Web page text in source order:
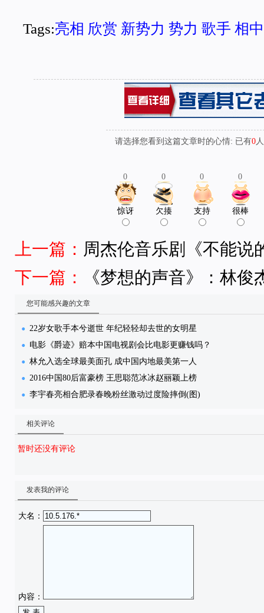
Tags:亮相 欣赏 新势力 势力 歌手 相中
请选择您看到这篇文章时的心情: 已有0
0 0 0 0
惊讶 欠揍 支持 很棒
上一篇： 周杰伦音乐剧《不能说
下一篇：
《梦想的声音》：林
您可能感兴趣的文章
22岁女歌手本兮逝世 年纪轻轻却去世的女明星
电影《爵迹》赔本中国电视剧会比电影更赚钱吗？
林允入选全球最美面孔 成中国内地最美第一人
2016中国80后富豪榜 王思聪范冰冰赵丽颖上榜
李宇春亮相合肥录春晚粉丝激动过度险摔倒(图)
相关评论
暂时还没有评论
发表我的评论
大名：
内容：